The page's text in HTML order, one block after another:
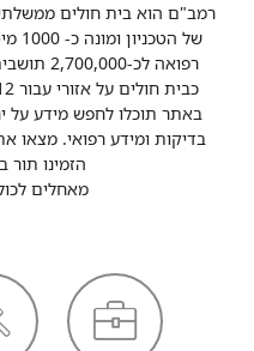
רמב"ם הוא בית חולים
של
רפואה
כבית חולים על אזורי עבור 12 בתי חולים בצפון מדינת ישראל.
באתר תוכלו לחפש מידע על
בדיקות ומידע רפואי.
הזמינו תור
מאחלים